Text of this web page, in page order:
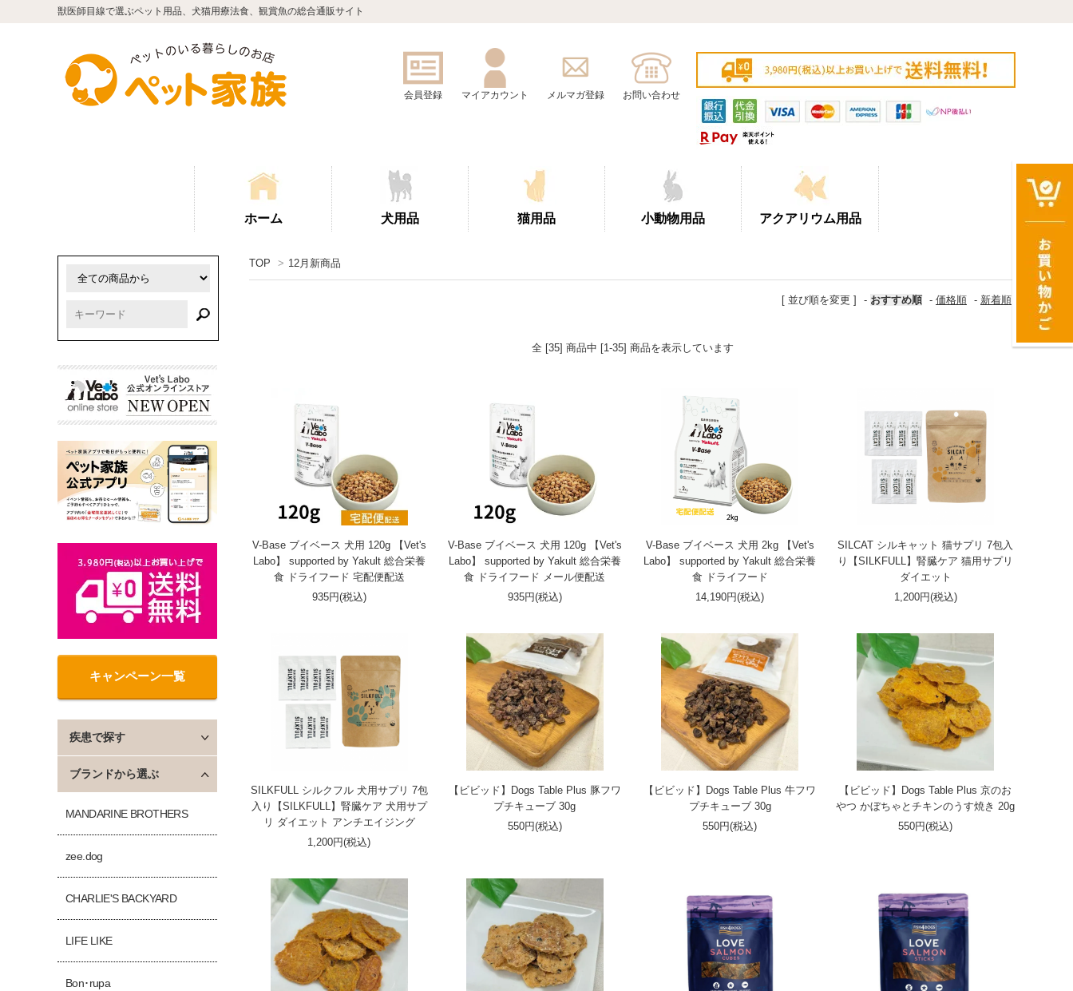
獣医師目線で選ぶペット用品、犬猫用療法食、観賞魚の総合通販サイト
会員登録 マイアカウント メルマガ登録 お問い合わせ
ホーム 犬用品 猫用品 小動物用品 アクアリウム用品
TOP > 12月新商品
[ 並び順を変更 ] - おすすめ順 - 価格順 - 新着順
全 [35] 商品中 [1-35] 商品を表示しています
V-Base ブイベース 犬用 120g 【Vet's
Labo】 supported by Yakult 総合栄養
食 ドライフード 宅配便配送
935円(税込)
V-Base ブイベース 犬用 120g 【Vet's
Labo】 supported by Yakult 総合栄養
食 ドライフード メール便配送
935円(税込)
V-Base ブイベース 犬用 2kg 【Vet's
Labo】 supported by Yakult 総合栄養
食 ドライフード
14,190円(税込)
SILCAT シルキャット 猫サプリ 7包入
り【SILKFULL】腎臓ケア 猫用サプリ
ダイエット
1,200円(税込)
SILKFULL シルクフル 犬用サプリ 7包
入り【SILKFULL】腎臓ケア 犬用サプ
リ ダイエット アンチエイジング
1,200円(税込)
【ビビッド】Dogs Table Plus 豚フワ
プチキューブ 30g
550円(税込)
【ビビッド】Dogs Table Plus 牛フワ
プチキューブ 30g
550円(税込)
【ビビッド】Dogs Table Plus 京のお
やつ かぼちゃとチキンのうす焼き 20g
550円(税込)
キャンペーン一覧
疾患で探す
ブランドから選ぶ
MANDARINE BROTHERS
zee.dog
CHARLIE'S BACKYARD
LIFE LIKE
Bon･rupa